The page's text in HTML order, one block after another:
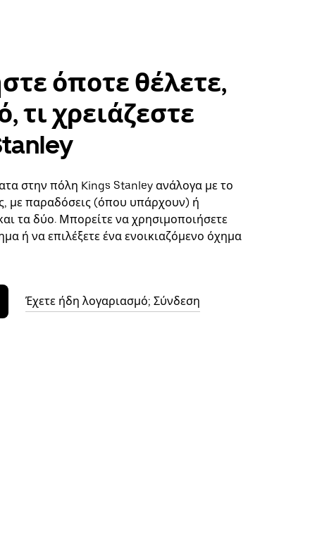
όποτε θέλετε,
τι χρειάζεστε
στην πόλη Kings Stanley ανάλογα με το
με παραδόσεις (όπου υπάρχουν) ή
τα δύο. Μπορείτε να χρησιμοποιήσετε
ή να επιλέξετε ένα ενοικιαζόμενο όχημα
Έχετε ήδη λογαριασμό; Σύνδεση